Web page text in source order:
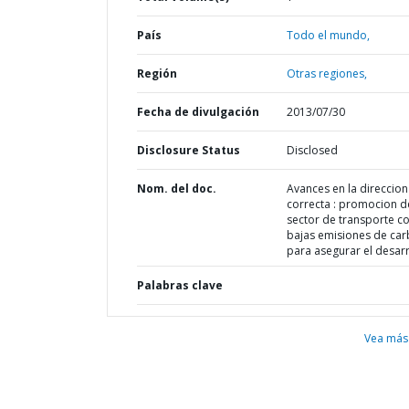
País Todo el mundo,
Región Otras regiones,
Fecha de divulgación 2013/07/30
Disclosure Status Disclosed
Nom. del doc.
Avances en la direccion
correcta : promocion
sector de transporte
bajas emisiones de
para asegurar el
Palabras clave
Vea más